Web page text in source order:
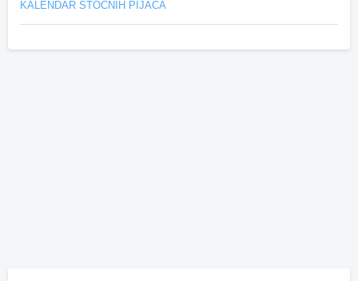
KALENDAR STOČNIH PIJACA